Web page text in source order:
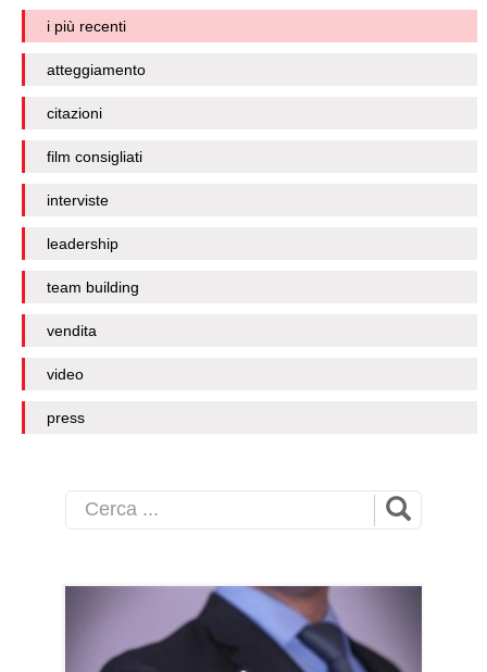
i più recenti
atteggiamento
citazioni
film consigliati
interviste
leadership
team building
vendita
video
press